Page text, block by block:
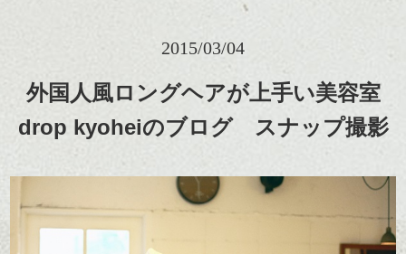
2015/03/04
外国人風ロングヘアが上手い美容室
drop kyoheiのブログ スナップ撮影